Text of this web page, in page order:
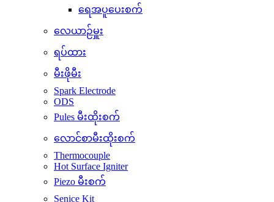
ရေအပူပေးစက်
လေယာဉ်မှူး
ရပ်ထား
မီးဖိုမီး
Spark Electrode
ODS
Pules မီးထိုးစက်
လောင်စာမီးထိုးစက်
Thermocouple
Hot Surface Igniter
Piezo မီးစက်
Senice Kit